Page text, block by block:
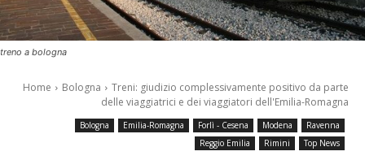
treno a bologna
Home Bologna
Treni: giudizio complessivamente positivo da parte
delle viaggiatrici e dei viaggiatori dell'Emilia-Romagna
Bologna Emilia-Romagna Forlì - Cesena Modena
Ravenna
Reggio Emilia
Rimini Top News